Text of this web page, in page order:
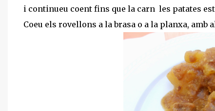
i continueu coent fins que la carn les patates
Coeu els rovellons a la brasa o a la planxa, amb